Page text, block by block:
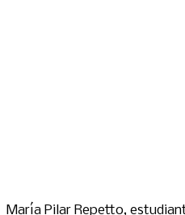
María Pilar Repetto,